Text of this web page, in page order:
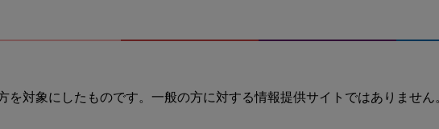
を対象にしたものです。一般の方に対する情報提供サイトではありません